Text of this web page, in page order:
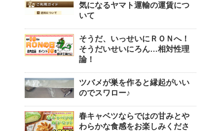
気になるヤマト運輸の運賃につ
いて
そうだ、いっせいにＲＯＮへ！
そうだいせいにろん…相対性理
論！
ツバメが巣を作ると縁起がいい
のでスワロー♪
春キャベツならではの甘みとや
わらかな食感をお楽しみくださ